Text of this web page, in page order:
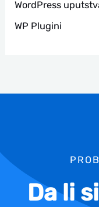
WordPress
WP Plugini
Da li